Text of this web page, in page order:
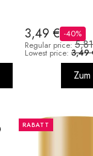
3,49 € -40%
Regular price:
Lowest price: 3,49
RABATT